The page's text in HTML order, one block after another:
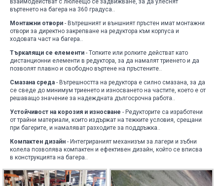
взаимодействат с люлеещо се задвижване, за да улеснят
въртенето на багера на 360 градуса..
Монтажни отвори - Вътрешният и външният пръстен имат монтажни
отвори за директно закрепване на редуктора към корпуса и
ходовата част на багера..
Търкалящи се елементи - Топките или ролките действат като
дистанционни елементи в редуктора, за да намалят триенето и да
позволят плавно и свободно въртене на пръстените..
Смазана среда - Вътрешността на редуктора е силно смазана, за да
се сведе до минимум триенето и износването на частите, което е от
решаващо значение за надеждната дългосрочна работа..
Устойчивост на корозия и износване - Редукторите са изработени
от трайни материали, които издържат на тежките условия, срещани
при багерите, и намаляват разходите за поддръжка..
Компактен дизайн - Интегрираният механизъм за лагери и зъбни
колела позволява компактен и ефективен дизайн, който се вписва
в конструкцията на багера..